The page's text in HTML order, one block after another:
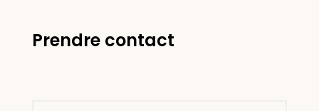
Prendre contact